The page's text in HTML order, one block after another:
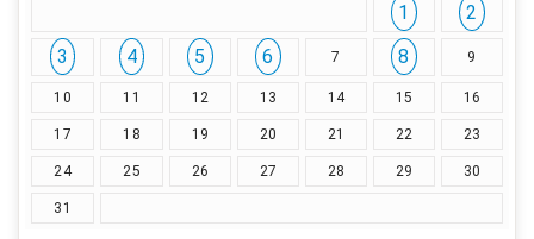
1
2
3
4 5 6 7 8 9
10 11 12 13 14 15 16
17 18 19 20 21 22 23
24 25 26 27 28 29 30
31